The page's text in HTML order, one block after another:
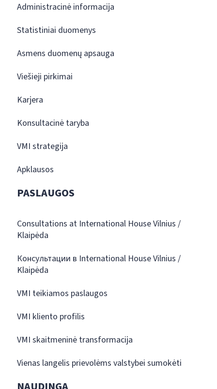
Administracinė informacija
Statistiniai duomenys
Asmens duomenų apsauga
Viešieji pirkimai
Karjera
Konsultacinė taryba
VMI strategija
Apklausos
PASLAUGOS
Consultations at International House Vilnius /
Klaipėda
Консультации в International House Vilnius /
Klaipėda
VMI teikiamos paslaugos
VMI kliento profilis
VMI skaitmeninė transformacija
Vienas langelis prievolėms valstybei sumokėti